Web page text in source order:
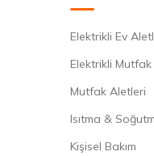
Elektrikli Ev
Elektrikli
Mutfak Aletleri
Isıtma &
Kişisel Bakım